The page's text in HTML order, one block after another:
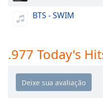
Opacity
Area
Background
Color
BTS - SWIM
.977 Today's